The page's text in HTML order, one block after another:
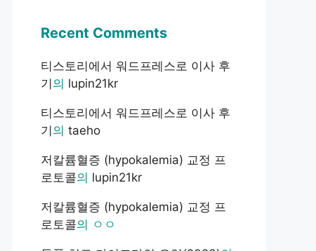
Recent Comments
티스토리에서 워드프레스로 이사 후
기 의 lupin21kr
티스토리에서 워드프레스로 이사 후
기 의 taeho
저칼륨혈증 (hypokalemia) 교정 프
로토콜의 lupin21kr
저칼륨혈증 (hypokalemia) 교정 프
로토콜의 ㅇㅇ